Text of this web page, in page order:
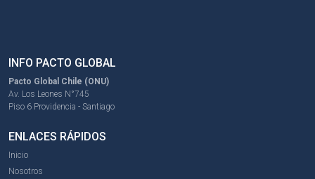
INFO PACTO GLOBAL
Pacto Global Chile (ONU)
Av. Los Leones N°745
Piso 6 Providencia - Santiago
ENLACES RÁPIDOS
Inicio
Nosotros